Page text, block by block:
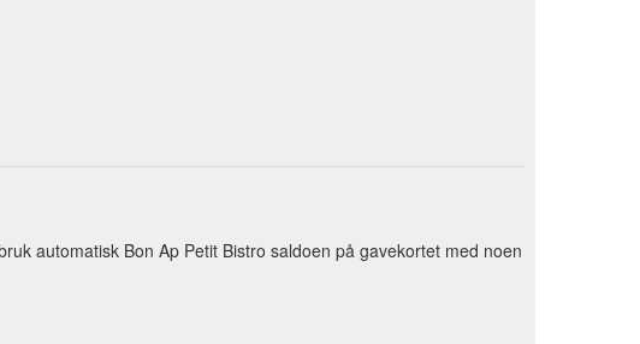
automatisk Bon Ap Petit Bistro saldoen på gavekortet med noen